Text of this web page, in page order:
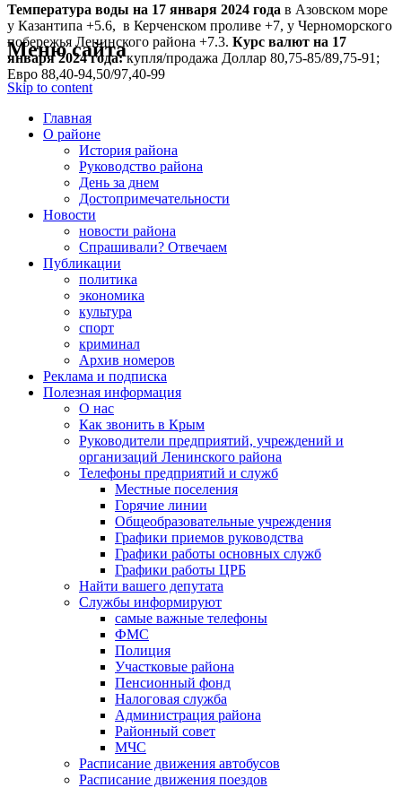
Температура воды на 17 января 2024 года в Азовском море
у Казантипа +5.6, в Керченском проливе +7, у Черноморского
побережья Ленинского района +7.3. Курс валют на 17
января 2024 года:купля/продажа Доллар 80,75-85/89,75-91;
Евро 88,40-94,50/97,40-99
Меню сайта
Skip to content
Главная
О районе
История района
Руководство района
День за днем
Достопримечательности
Новости
новости района
Спрашивали? Отвечаем
Публикации
политика
экономика
культура
спорт
криминал
Архив номеров
Реклама и подписка
Полезная информация
О нас
Как звонить в Крым
Руководители предприятий, учреждений и
организаций Ленинского района
Телефоны предприятий и служб
Местные поселения
Горячие линии
Общеобразовательные учреждения
Графики приемов руководства
Графики работы основных служб
Графики работы ЦРБ
Найти вашего депутата
Службы информируют
самые важные телефоны
ФМС
Полиция
Участковые района
Пенсионный фонд
Налоговая служба
Администрация района
Районный совет
МЧС
Расписание движения автобусов
Расписание движения поездов